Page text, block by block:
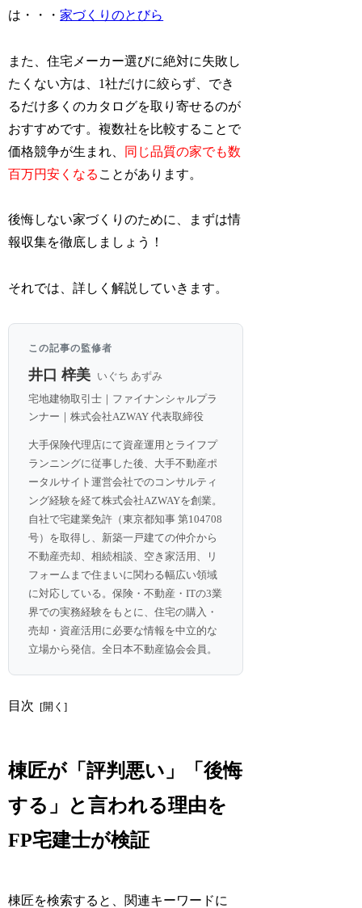
は・・・家づくりのとびら
また、住宅メーカー選びに絶対に失敗し
たくない方は、1社だけに絞らず、でき
るだけ多くのカタログを取り寄せるのが
おすすめです。複数社を比較することで
価格競争が生まれ、
同じ品質の家でも数
百万円安くなる ことがあります。
後悔しない家づくりのために、まずは情
報収集を徹底しましょう！
それでは、詳しく解説していきます。
この記事の監修者
井口 梓美 いぐち あずみ
宅地建物取引士｜ファイナンシャルプラ
ンナー｜株式会社AZWAY 代表取締役
大手保険代理店にて資産運用とライフプ
ランニングに従事した後、大手不動産ポ
ータルサイト運営会社でのコンサルティ
ング経験を経て株式会社AZWAYを創業。
自社で宅建業免許（東京都知事 第104708
号）を取得し、新築一戸建ての仲介から
不動産売却、相続相談、空き家活用、リ
フォームまで住まいに関わる幅広い領域
に対応している。保険・不動産・ITの3業
界での実務経験をもとに、住宅の購入・
売却・資産活用に必要な情報を中立的な
立場から発信。全日本不動産協会会員。
目次
棟匠が「評判悪い」「後悔
する」と言われる理由を
FP宅建士が検証
棟匠を検索すると、関連キーワードに